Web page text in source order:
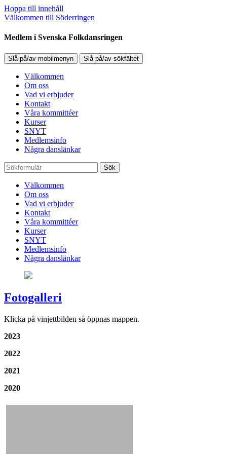
Hoppa till innehåll
Välkommen till Söderringen
Medlem i Svenska Folkdansringen
Slå på/av mobilmenyn Slå på/av sökfältet
Välkommen
Om oss
Vad vi erbjuder
Kontakt
Våra kommittéer
Kurser
SNYT
Medlemsinfo
Några danslänkar
Sök
Välkommen
Om oss
Vad vi erbjuder
Kontakt
Våra kommittéer
Kurser
SNYT
Medlemsinfo
Några danslänkar
Fotogalleri
Klicka på vinjettbilden så öppnas mappen.
2023
2022
2021
2020